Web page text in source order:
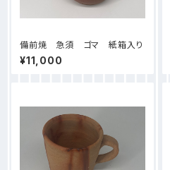
備前焼 急須 ゴマ 紙箱入り
¥11,000